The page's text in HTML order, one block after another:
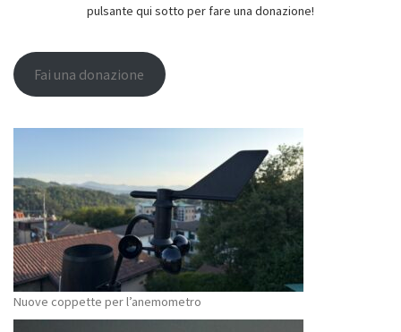
pulsante qui sotto per fare una donazione!
Fai una donazione
Nuove coppette per l’anemometro